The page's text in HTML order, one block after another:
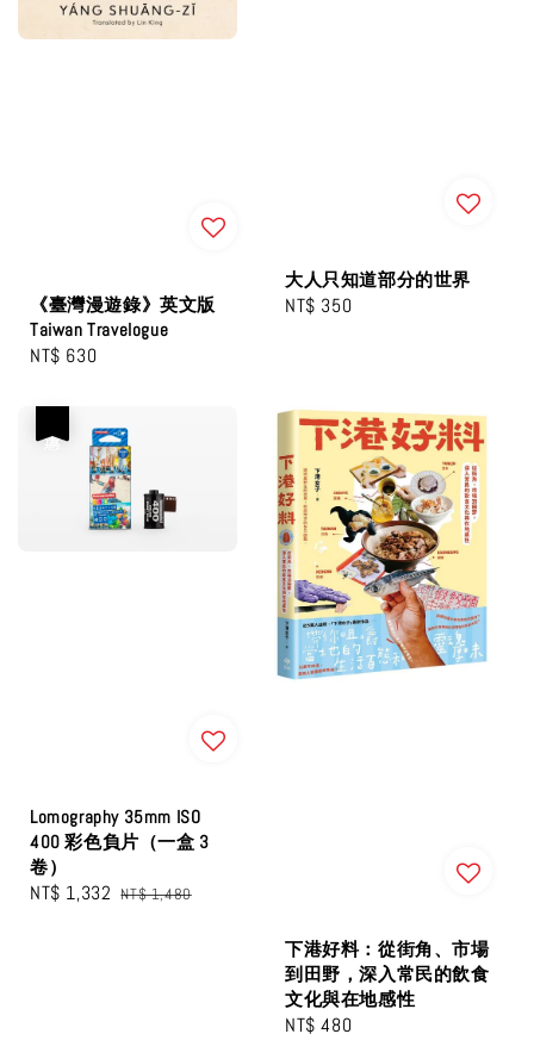
《臺灣漫遊錄》英文版
Taiwan Travelogue
Regular
NT$ 630
大人只知道部分的世界
Regular
NT$ 350
Lomography 35mm ISO
400 彩色負片（一盒 3
卷）
Sale
NT$ 1,332 Regular
NT$ 1,480
下港好料：從街角、市場
到田野，深入常民的飲食
文化與在地感性
Regular
NT$ 480